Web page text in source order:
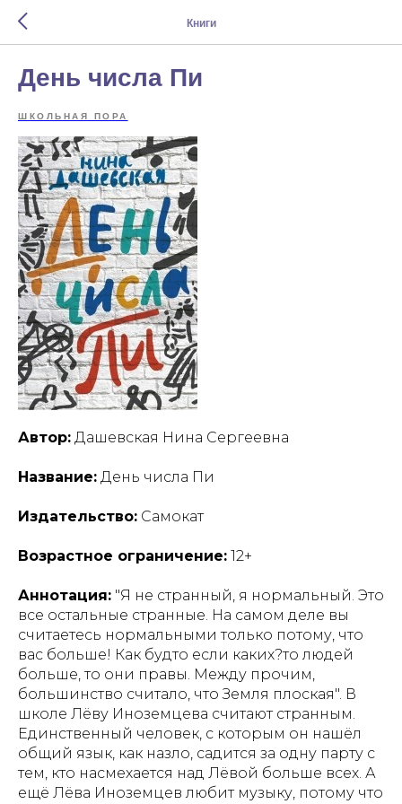
Книги
День числа Пи
ШКОЛЬНАЯ ПОРА
Автор: Дашевская Нина Сергеевна
Название: День числа Пи
Издательство: Самокат
Возрастное ограничение: 12+
Аннотация: "Я не странный, я нормальный. Это
все остальные странные. На самом деле вы
считаетесь нормальными только потому, что
вас больше! Как будто если каких?то людей
больше, то они правы. Между прочим,
большинство считало, что Земля плоская". В
школе Лёву Иноземцева считают странным.
Единственный человек, с которым он нашёл
общий язык, как назло, садится за одну парту с
тем, кто насмехается над Лёвой больше всех. А
ещё Лёва Иноземцев любит музыку, потому что